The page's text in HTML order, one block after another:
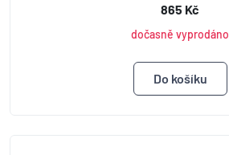
865 Kč
dočasně vyprodáno